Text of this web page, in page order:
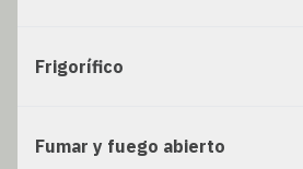
Frigorífico
Fumar y fuego abierto